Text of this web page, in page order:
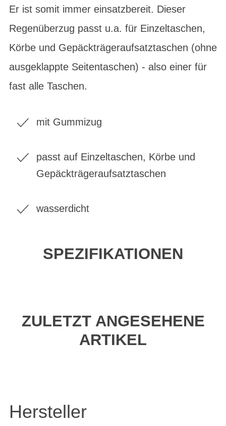
Er ist somit immer einsatzbereit. Dieser
Regenüberzug passt u.a. für Einzeltaschen,
Körbe und Gepäckträgeraufsatztaschen (ohne
ausgeklappte Seitentaschen) - also einer für
fast alle Taschen.
mit Gummizug
passt auf Einzeltaschen, Körbe und
Gepäckträgeraufsatztaschen
wasserdicht
SPEZIFIKATIONEN
ZULETZT ANGESEHENE
ARTIKEL
Hersteller